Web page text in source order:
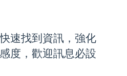
速找到資訊，強化
度，歡迎訊息必設